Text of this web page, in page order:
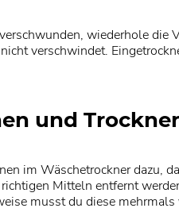
wiederhole die
verschwindet.
und
im Wäschetrockner dazu,
Mitteln entfernt
musst du diese